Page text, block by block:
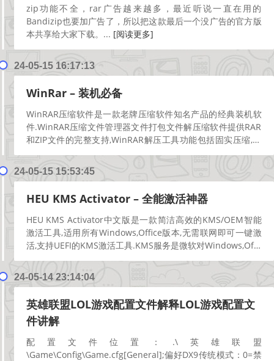
zip功能不全，rar广告越来越多，最近听说一直在用的
Bandizip也要加广告了，所以把这款最后一个没广告的官方版
本共享给大家下载。... [阅读更多]
24-05-15 16:17:13
WinRar – 装机必备
WinRAR压缩软件是一款老牌压缩软件知名产品的经典装机软
件.WinRAR压缩文件管理器文件打包文件解压缩软件提供RAR
和ZIP文件的完整支持,WinRAR解压工具功能包括固实压缩,分
卷压缩,压缩加密,自解压模块,各...[阅读更多]
24-05-15 15:53:45
HEU KMS Activator – 全能激活神器
HEU KMS Activator中文版是一款简洁高效的KMS/OEM智能
激活工具,适用所有Windows,Office版本,无需联网即可一键激
活,支持UEFI的KMS激活工具.KMS服务是微软对Windows,Of...
[阅读更多]
24-05-14 23:14:04
英雄联盟LOL游戏配置文件解释LOL游戏配置文
件讲解
配置文件位置：.\英雄联盟
\Game\Config\Game.cfg[General];偏好DX9传统模式：0=禁